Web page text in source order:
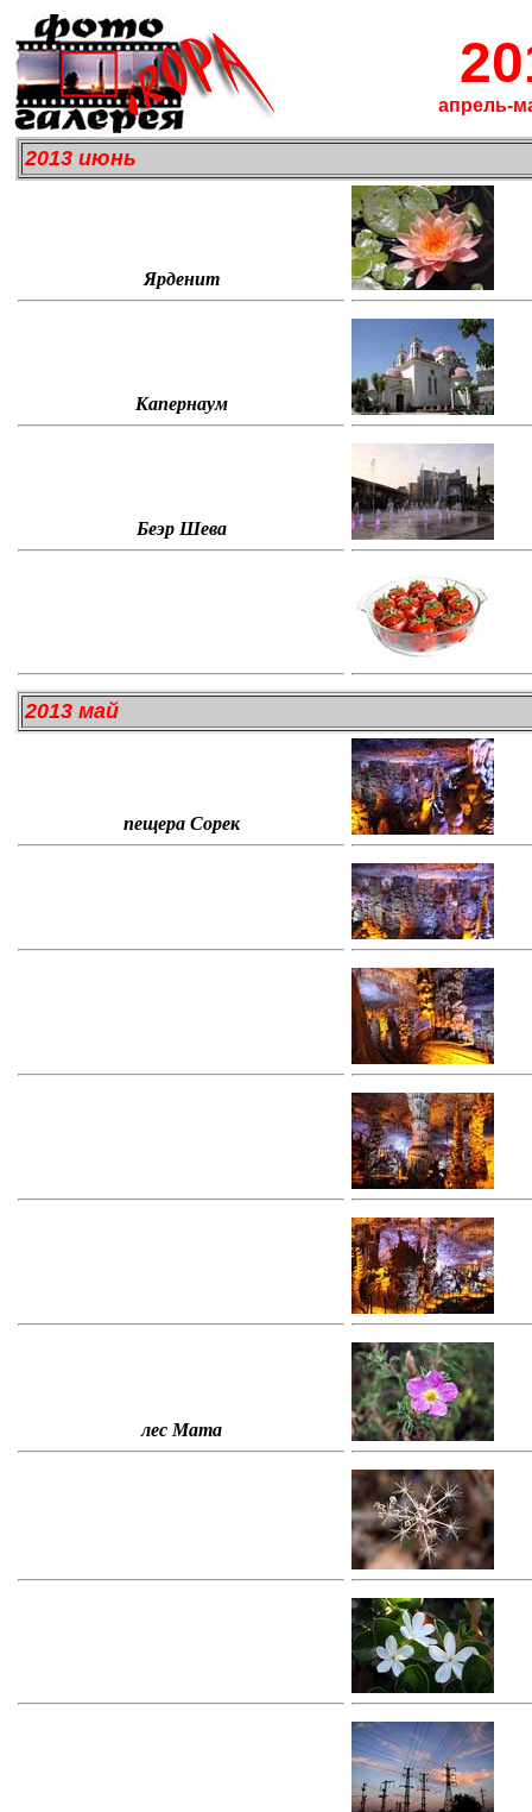
апрель-
2013 июнь
Ярденит
Капернаум
Беэр Шева
2013 май
пещера Сорек
лес Мата